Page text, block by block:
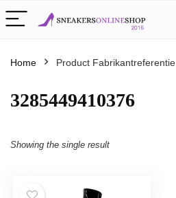
Home Product Fabrikantreferentie
3285449410376
Showing the single result